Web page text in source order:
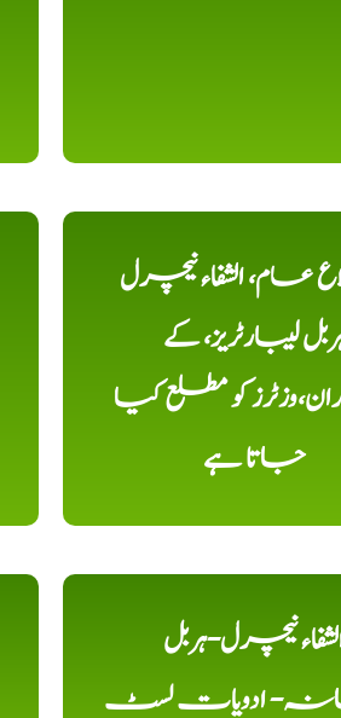
عام، الشفاء نیچرل
لیبارٹریز، کے
کو مطلع کیا
جاتا ہے
نیچرل-ہربل
ادویات لسٹ